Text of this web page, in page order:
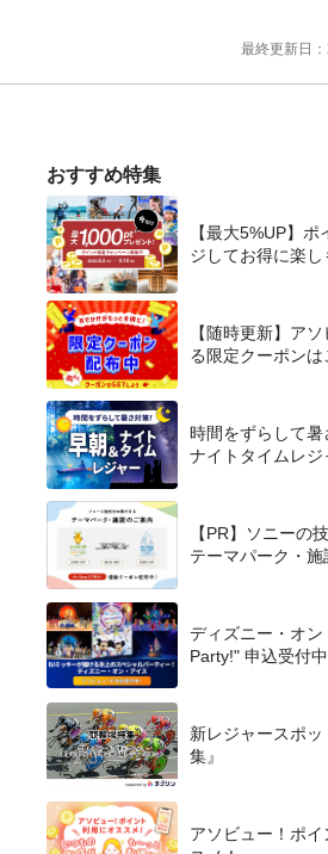
最終更新日：
おすすめ特集
【最大5%UP】
ジしてお得に楽し
【随時更新】ア
る限定クーポンは
時間をずらして暑
ナイトタイムレジ
【PR】ソニーの
テーマパーク・施
ディズニー・オ
Party!" 申込受付中
新レジャースポ
集』
アソビュー！ポ